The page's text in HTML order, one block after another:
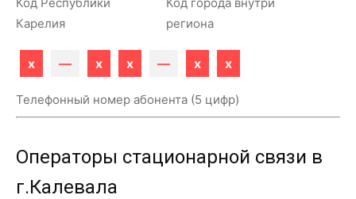
Карелия
региона
x — x x — x x
Телефонный номер абонента (5 цифр)
Операторы стационарной связи в
г.Калевала